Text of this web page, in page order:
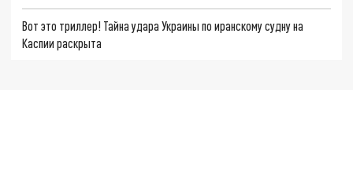
Вот это триллер! Тайна удара Украины по иранскому судну на
Каспии раскрыта